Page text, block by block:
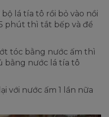
bộ lá tía tô rồi bỏ vào nồi
phút thì tắt bếp và để
tóc bằng nước ấm thì
bằng nước lá tía tô
với nước ấm 1 lần nữa